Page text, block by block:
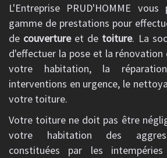
L'Entreprise PRUD'HOMME
gamme de prestations pour
de couvertureet de toiture. La
d'effectuer la pose et la
votre habitation, la
interventions en urgence, le
votre toiture.
Votre toiture ne doit pas être
votre habitation des
constituées par les